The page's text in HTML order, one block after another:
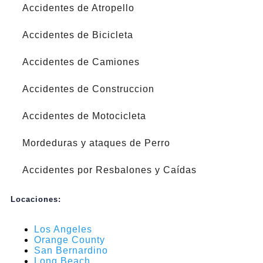
Accidentes de Atropello
Accidentes de Bicicleta
Accidentes de Camiones
Accidentes de Construccion
Accidentes de Motocicleta
Mordeduras y ataques de Perro
Accidentes por Resbalones y Caídas
Locaciones:
Los Angeles
Orange County
San Bernardino
Long Beach